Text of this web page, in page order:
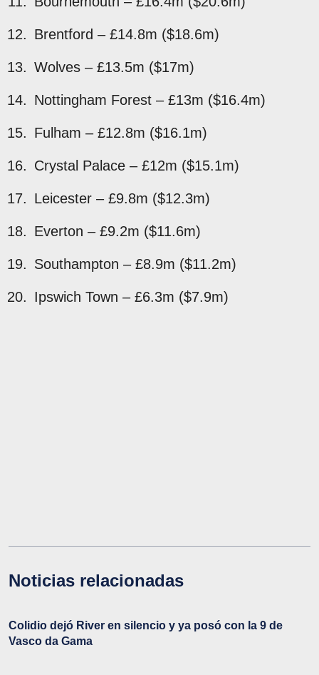
Brentford – £14.8m ($18.6m)
Wolves – £13.5m ($17m)
Nottingham Forest – £13m ($16.4m)
Fulham – £12.8m ($16.1m)
Crystal Palace – £12m ($15.1m)
Leicester – £9.8m ($12.3m)
Everton – £9.2m ($11.6m)
Southampton – £8.9m ($11.2m)
Ipswich Town – £6.3m ($7.9m)
Noticias relacionadas
Colidio dejó River en silencio y ya posó con la 9 de
Vasco da Gama